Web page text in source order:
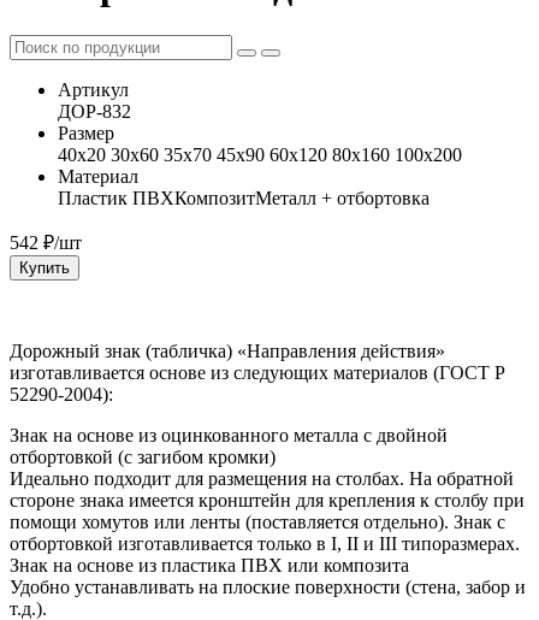
Артикул
ДОР-832
Размер
40x20 30x60 35x70 45x90 60x120 80x160 100x200
Материал
Пластик ПВХКомпозитМеталл + отбортовка
542 ₽/шт
Купить
Дорожный знак (табличка) «Направления действия»
изготавливается основе из следующих материалов (ГОСТ Р
52290-2004):
Знак на основе из оцинкованного металла с двойной
отбортовкой (с загибом кромки)
Идеально подходит для размещения на столбах. На обратной
стороне знака имеется кронштейн для крепления к столбу при
помощи хомутов или ленты (поставляется отдельно). Знак с
отбортовкой изготавливается только в I, II и III типоразмерах.
Знак на основе из пластика ПВХ или композита
Удобно устанавливать на плоские поверхности (стена, забор и
т.д.).